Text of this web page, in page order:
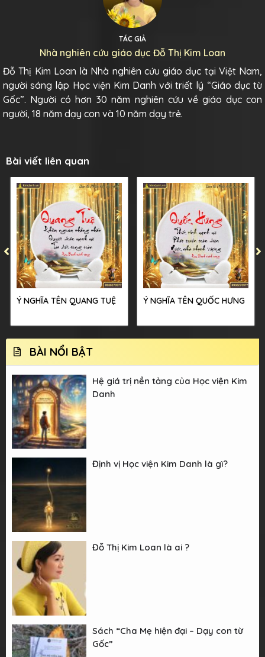
TÁC GIẢ
Nhà nghiên cứu giáo dục Đỗ Thị Kim Loan
Đỗ Thị Kim Loan là Nhà nghiên cứu giáo dục tại Việt Nam,
người sáng lập Học viện Kim Danh với triết lý “Giáo dục từ
Gốc”. Người có hơn 30 năm nghiên cứu về giáo dục con
người, 18 năm dạy con và 10 năm dạy trẻ.
Bài viết liên quan
Ý NGHĨA TÊN QUANG TUỆ Ý NGHĨA TÊN QUỐC HƯNG
BÀI NỔI BẬT
Hệ giá trị nền tảng của Học viện Kim
Danh
Định vị Học viện Kim Danh là gì?
Đỗ Thị Kim Loan là ai ?
Sách “Cha Mẹ hiện đại – Dạy con từ
Gốc”